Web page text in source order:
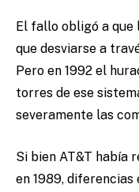
El fallo obligó a
que desviarse a
Pero en 1992 el
torres de ese
severamente las
Si bien AT&T había
en 1989,